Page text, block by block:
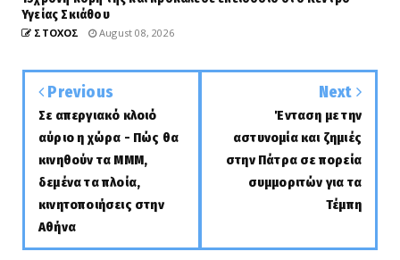
Υγείας Σκιάθου
ΣΤΟΧΟΣ August 08, 2026
Previous
Σε απεργιακό κλοιό
αύριο η χώρα - Πώς θα
κινηθούν τα ΜΜΜ,
δεμένα τα πλοία,
κινητοποιήσεις στην
Αθήνα
Next
Ένταση με την
αστυνομία και ζημιές
στην Πάτρα σε πορεία
συμμοριτών για τα
Τέμπη